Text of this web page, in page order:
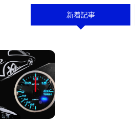
新着記事